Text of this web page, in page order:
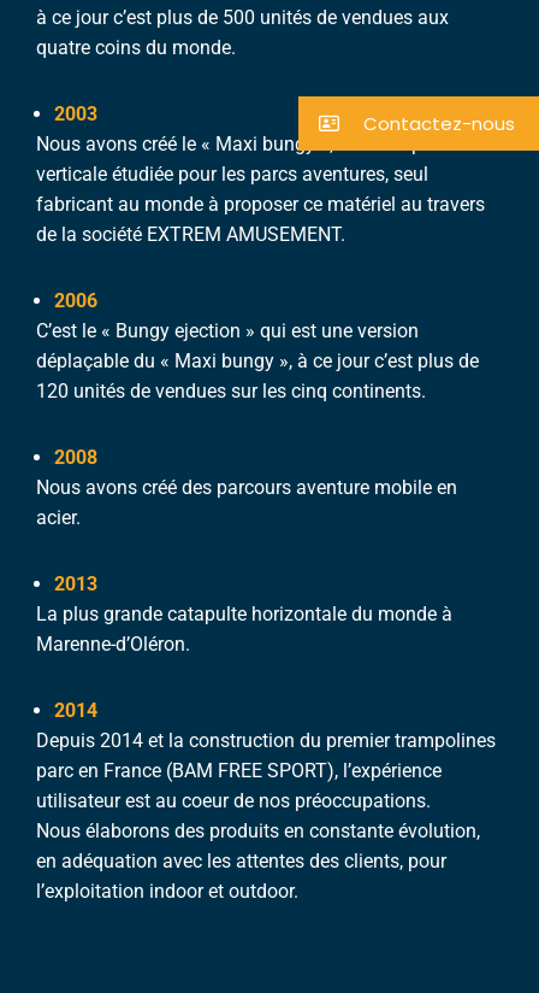
à ce jour c’est plus de 500 unités de vendues aux
quatre coins du monde.
2003
Nous avons créé le « Maxi bungy », une catapulte
verticale étudiée pour les parcs aventures, seul
fabricant au monde à proposer ce matériel au travers
de la société EXTREM AMUSEMENT.
2006
C’est le « Bungy ejection » qui est une version
déplaçable du « Maxi bungy », à ce jour c’est plus de
120 unités de vendues sur les cinq continents.
2008
Nous avons créé des parcours aventure mobile en
acier.
2013
La plus grande catapulte horizontale du monde à
Marenne-d’Oléron.
2014
Depuis 2014 et la construction du premier trampolines
parc en France (BAM FREE SPORT), l’expérience
utilisateur est au coeur de nos préoccupations.
Nous élaborons des produits en constante évolution,
en adéquation avec les attentes des clients, pour
l’exploitation indoor et outdoor.
Contactez-nous